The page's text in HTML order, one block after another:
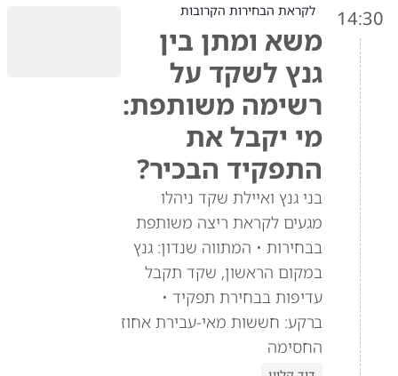
14:30 לקראת הבחירות הקרובות
משא ומתן בין
גנץ לשקד על
רשימה משותפת:
מי יקבל את
התפקיד הבכיר?
בני גנץ ואיילת שקד ניהלו
מגעים לקראת ריצה משותפת
בבחירות • המתווה שנדון: גנץ
במקום הראשון, שקד תקבל
עדיפות בבחירת תפקיד •
ברקע: חששות מאי-עבירת אחוז
החסימה